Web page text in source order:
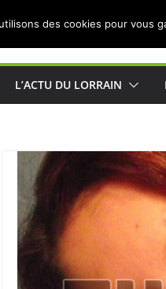
Actualités de Lorraine
L’ACTU DU LORRAIN
des cookies pour vous